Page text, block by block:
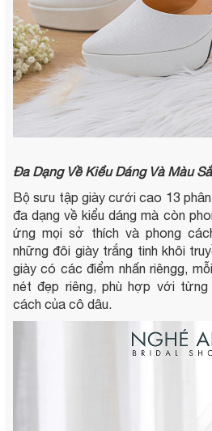
Đa Dạng Về Kiểu Dáng Và Màu
Bộ sưu tập giày cưới cao 13
đa dạng về kiểu dáng mà còn
ứng mọi sở thích và phong
những đôi giày trắng tinh khôi
giày có các điểm nhấn riêngg,
nét đẹp riêng, phù hợp với
cách của cô dâu.